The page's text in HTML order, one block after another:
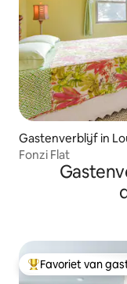
Gastenverblijf in
Fonzi Flat
Topfavoriet van
Favoriet van